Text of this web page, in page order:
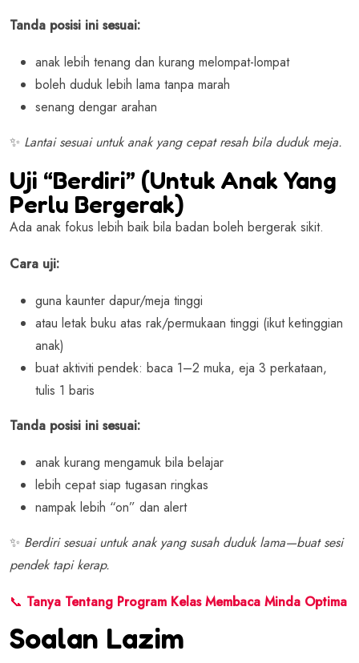
Tanda posisi ini sesuai:
anak lebih tenang dan kurang melompat-lompat
boleh duduk lebih lama tanpa marah
senang dengar arahan
✨ Lantai sesuai untuk anak yang cepat resah bila duduk meja.
Uji “Berdiri” (Untuk Anak Yang
Perlu Bergerak)
Ada anak fokus lebih baik bila badan boleh bergerak sikit.
Cara uji:
guna kaunter dapur/meja tinggi
atau letak buku atas rak/permukaan tinggi (ikut ketinggian
anak)
buat aktiviti pendek: baca 1–2 muka, eja 3 perkataan,
tulis 1 baris
Tanda posisi ini sesuai:
anak kurang mengamuk bila belajar
lebih cepat siap tugasan ringkas
nampak lebih “on” dan alert
✨ Berdiri sesuai untuk anak yang susah duduk lama—buat sesi
pendek tapi kerap.
📞 Tanya Tentang Program Kelas Membaca Minda Optima
Soalan Lazim